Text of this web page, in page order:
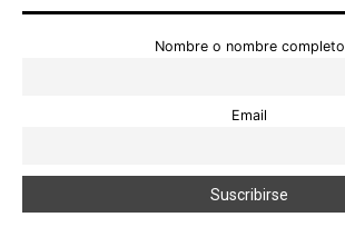
Nombre o nombre completo
Email